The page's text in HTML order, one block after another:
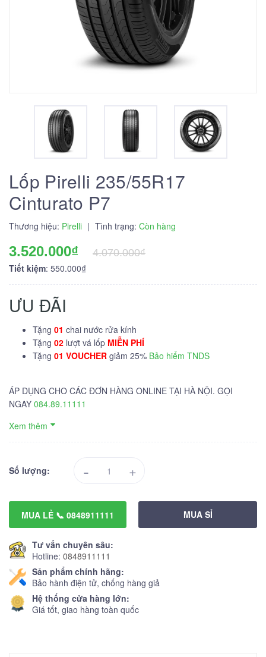
Lốp Pirelli 235/55R17
Cinturato P7
Thương hiệu: Pirelli | Tình trạng: Còn hàng
3.520.000₫
4.070.000₫
Tiết kiệm: 550.000₫
ƯU ĐÃI
Tặng 01 chai nước rửa kính
Tặng 02 lượt vá lốp MIỄN PHÍ
Tặng 01 VOUCHER giảm 25% Bảo hiểm TNDS
ÁP DỤNG CHO CÁC ĐƠN HÀNG ONLINE TẠI HÀ NỘI. GỌI
NGAY 084.89.11111
Xem thêm
Số lượng: - +
MUA LẺ 📞 0848911111 MUA SỈ
Tư vấn chuyên sâu:
Hotline: 0848911111
Sản phẩm chính hãng:
Bảo hành điện tử, chống hàng giả
Hệ thống cửa hàng lớn:
Giá tốt, giao hàng toàn quốc